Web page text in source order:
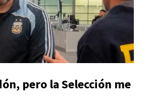
pero la Selección me